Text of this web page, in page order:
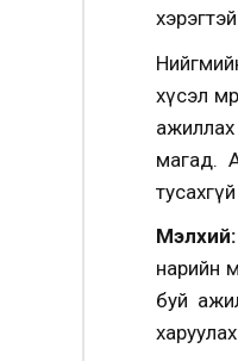
хүсэл
магад.
Мэлхий:
нарийн
буй